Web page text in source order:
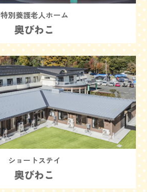
特別養護老人ホーム
奥びわこ
ショートステイ
奥びわこ